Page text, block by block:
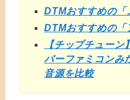
DTMおすすめの「
DTMおすすめの「
【チップチュー
パーファミコンみ
音源を比較